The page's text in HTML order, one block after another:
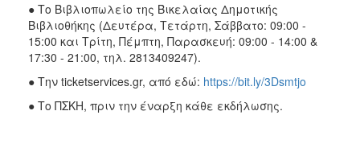
● Το Βιβλιοπωλείο της Βικελαίας Δημοτικής
Βιβλιοθήκης (Δευτέρα, Τετάρτη, Σάββατο: 09:00 -
15:00 και Τρίτη, Πέμπτη, Παρασκευή: 09:00 - 14:00 &
17:30 - 21:00, τηλ. 2813409247).
● Την ticketservices.gr, από εδώ: https://bit.ly/3Dsmtjo
● Το ΠΣΚΗ, πριν την έναρξη κάθε εκδήλωσης.